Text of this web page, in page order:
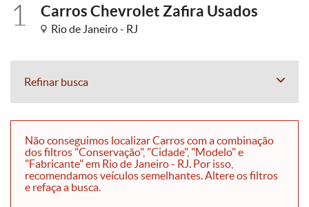
1 Carros Chevrolet Zafira Usados
Rio de Janeiro - RJ
Refinar busca
Não conseguimos localizar Carros com a combinação
dos filtros "Conservação", "Cidade", "Modelo" e
"Fabricante" em Rio de Janeiro - RJ. Por isso,
recomendamos veículos semelhantes. Altere os filtros
e refaça a busca.